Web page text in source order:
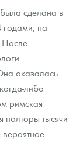
сделана в
годами, на
После
оказалась
либо
римская
тысячи